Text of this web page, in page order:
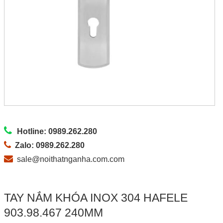
Hotline: 0989.262.280
Zalo: 0989.262.280
sale@noithatnganha.com.com
TAY NẮM KHÓA INOX 304 HAFELE
903.98.467 240MM